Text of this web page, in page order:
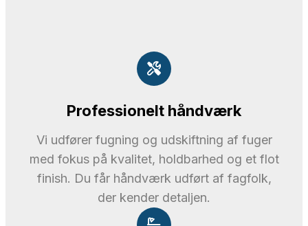
Professionelt håndværk
Vi udfører fugning og udskiftning af fuger
med fokus på kvalitet, holdbarhed og et flot
finish. Du får håndværk udført af fagfolk,
der kender detaljen.